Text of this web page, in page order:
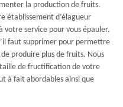
la production de fruits.
établissement d’élagueur
votre service pour vous épauler.
faut supprimer pour permettre
produire plus de fruits. Nous
de fructification de votre
à fait abordables ainsi que